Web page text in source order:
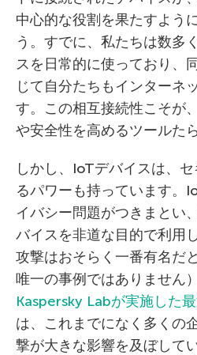
中心的な役割を果たすよう
う。すでに、私たちは数多
スを日常的に使っており、
じて自分たちもインターネ
す。この相互接続性こそが
や安全性を高めるツールた
しかし、IoTデバイスは、
るパワーも持っています。
イバシー問題がつきまとい
バイスを非道な目的で利用
攻撃はおそらく一番有名だ
唯一の事例ではありません
Kaspersky Labが実施した
は、これまでになく多くの
撃が大きな影響を及ぼして